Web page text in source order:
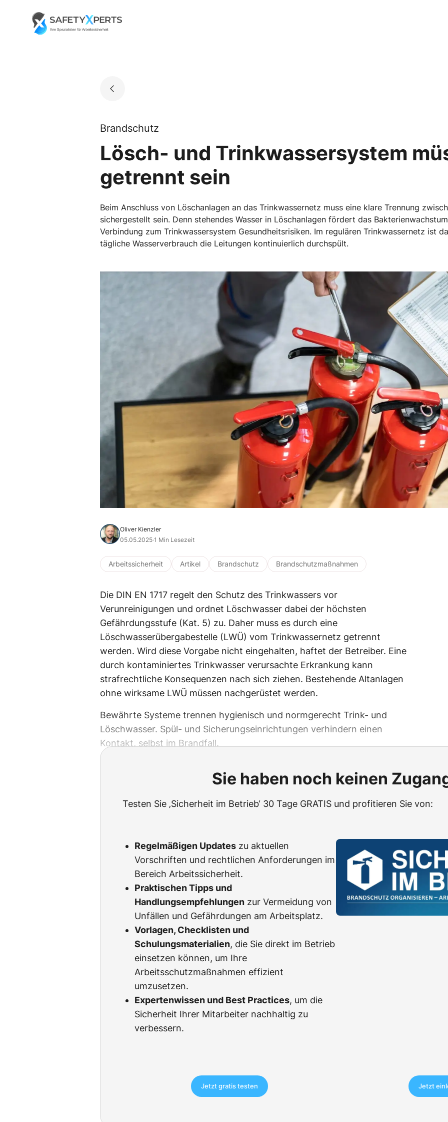
Go to landing page.
Brandschutz
Lösch- und Trink­wassersystem
getrennt sein
Beim Anschluss von Löschanlagen an das Trinkwassernetz muss eine klare Trennung
sichergestellt sein. Denn stehendes Wasser in Löschanlagen fördert das
Verbindung zum Trinkwassersystem Gesundheitsrisiken. Im regulären Trinkwassernetz ist
tägliche Wasserverbrauch die Leitungen kontinuierlich durchspült.
Oliver Kienzler
05.05.2025·1 Min Lesezeit
Arbeitssicherheit Artikel Brandschutz Brandschutzmaßnahmen
Die DIN EN 1717 regelt den Schutz des Trinkwassers vor
Verunreinigungen und ordnet Löschwasser dabei der höchsten
Gefährdungsstufe (Kat. 5) zu. Daher muss es durch eine
Löschwasserübergabestelle (LWÜ) vom Trinkwassernetz getrennt
werden. Wird diese Vorgabe nicht eingehalten, haftet der Betreiber. Eine
durch kontaminiertes Trinkwasser verursachte Erkrankung kann
strafrechtliche Konsequenzen nach sich ziehen. Bestehende Altanlagen
ohne wirksame LWÜ müssen nachgerüstet werden.
Bewährte Systeme trennen hygienisch und normgerecht Trink- und
Löschwasser. Spül- und Sicherungseinrichtungen verhindern einen
Kontakt, selbst im Brandfall.
Sie haben noch keinen
Testen Sie ‚Sicherheit im Betrieb‘ 30 Tage GRATIS und profitieren Sie von:
Regelmäßigen Updates zu aktuellen
Vorschriften und rechtlichen Anforderungen im
Bereich Arbeitssicherheit.
Praktischen Tipps und
Handlungsempfehlungen zur Vermeidung von
Unfällen und Gefährdungen am Arbeitsplatz.
Vorlagen, Checklisten und
Schulungsmaterialien, die Sie direkt im Betrieb
einsetzen können, um Ihre
Arbeitsschutzmaßnahmen effizient
umzusetzen.
Expertenwissen und Best Practices, um die
Sicherheit Ihrer Mitarbeiter nachhaltig zu
verbessern.
Jetzt gratis testen Jetzt